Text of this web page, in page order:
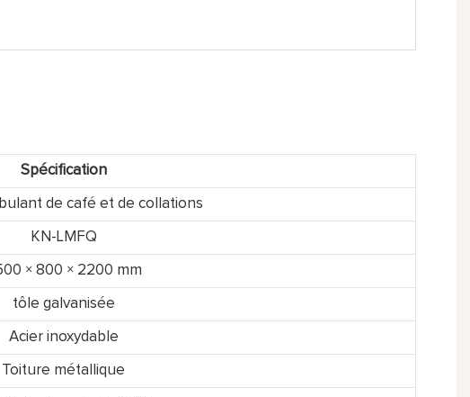
Spécification
de café et de collations
KN-LMFQ
× 800 × 2200 mm
tôle galvanisée
Acier inoxydable
Toiture métallique